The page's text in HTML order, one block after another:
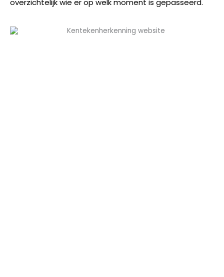
overzichtelijk wie er op welk moment is gepasseerd.